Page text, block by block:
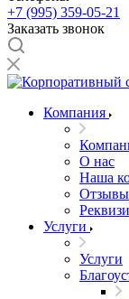
+7 (995) 359-05-21
Заказать звонок
Компания
О нас
Наша
Отзывы
Услуги
Услуги